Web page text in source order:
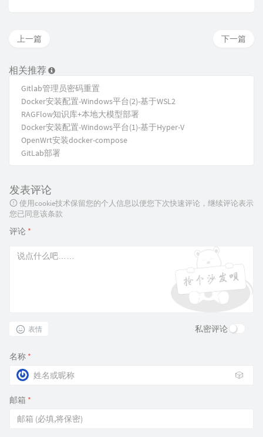
下一篇
上一篇
相关推荐
Gitlab管理员密码重置
Docker安装配置-Windows平台(2)-基于WSL2
RAGFlow知识库+本地大模型部署
Docker安装配置-Windows平台(1)-基于Hyper-V
OpenWrt安装docker-compose
GitLab部署
发表评论
使用cookie技术保留您的个人信息以便您下次快速评论，继续评论表示
您已同意该条款
评论 *
表情 私密评论
名称 *
🎲
邮箱 *